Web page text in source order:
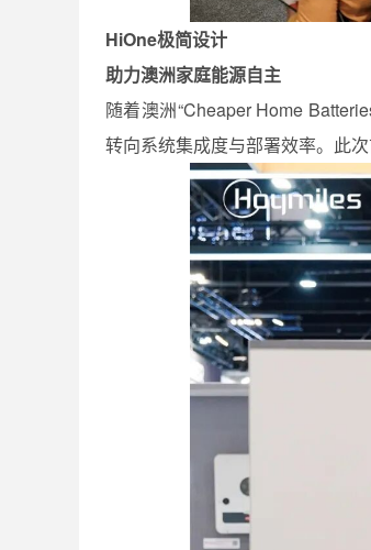
HiOne极简设计
助力澳洲家庭能源自主
随着澳洲“Cheaper Home
转向系统集成度与部署效率。此